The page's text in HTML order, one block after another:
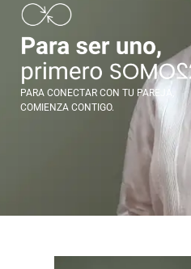
PARA CONECTAR CON TU PAREJA,
COMIENZA CONTIGO.